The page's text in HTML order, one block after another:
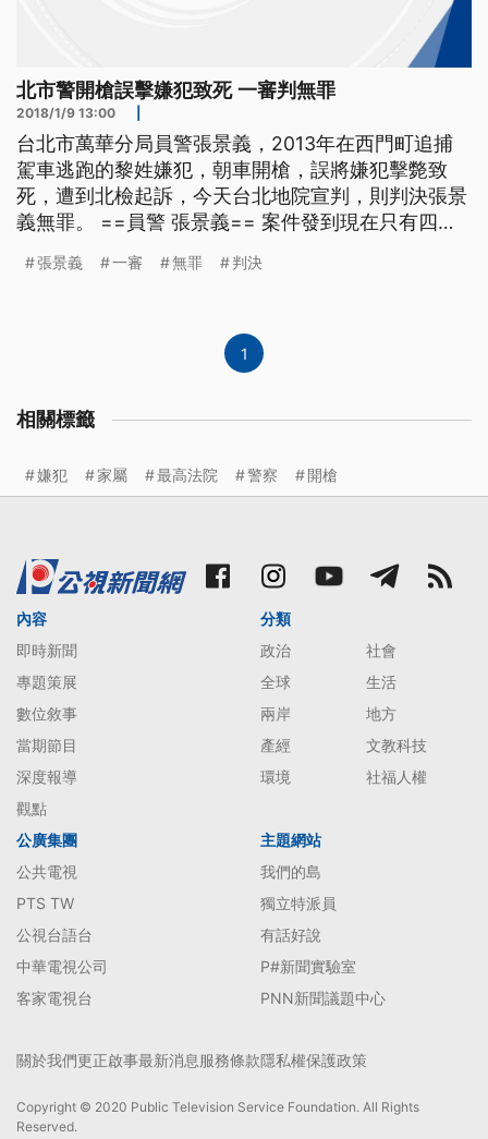
北市警開槍誤擊嫌犯致死 一審判無罪
2018/1/9 13:00
台北市萬華分局員警張景義，2013年在西門町追捕
駕車逃跑的黎姓嫌犯，朝車開槍，誤將嫌犯擊斃致
死，遭到北檢起訴，今天台北地院宣判，則判決張景
義無罪。 ==員警 張景義== 案件發到現在只有四個
真的是蠻輕鬆的 放下心情 張景義今天到庭，聽到判
張景義 一審 無罪 判決
1
相關標籤
嫌犯 家屬 最高法院 警察 開槍
內容
即時新聞
專題策展
數位敘事
當期節目
深度報導
觀點
分類
政治
社會
全球
生活
兩岸
地方
產經
文教科技
環境
社福人權
公廣集團
公共電視
PTS TW
公視台語台
中華電視公司
客家電視台
主題網站
我們的島
獨立特派員
有話好說
P#新聞實驗室
PNN新聞議題中心
關於我們更正啟事最新消息服務條款隱私權保護政策
Copyright © 2020 Public Television Service Foundation. All Rights
Reserved.